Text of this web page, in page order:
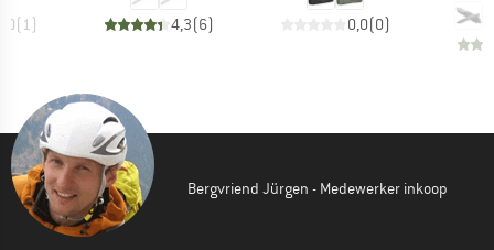
(1) 4,3(6) 0,0(0)
Bergvriend Jürgen - Medewerker inkoop